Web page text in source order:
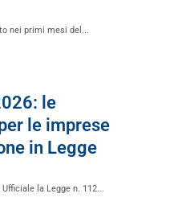
nei primi mesi del...
le
le imprese
in Legge
la Legge n. 112...